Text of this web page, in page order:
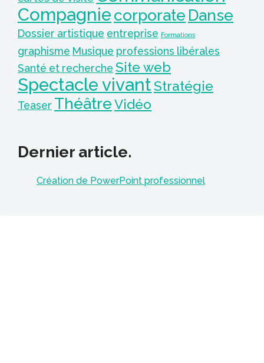
Compagniecorporate Danse
Dossier artistique entreprise Formations
graphisme Musique professions libérales
Santé et recherche Site web
Spectacle vivantStratégie
Teaser ThéâtreVidéo
Dernier article.
Création de PowerPoint professionnel